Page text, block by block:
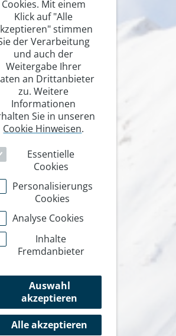
Cookies. Mit einem
Klick auf "Alle
stimmen
der Verarbeitung
und auch der
Weitergabe Ihrer
an Drittanbieter
zu. Weitere
Informationen
Sie in unseren
Cookie Hinweisen.
Essentielle
Cookies
Personalisierungs
Cookies
Analyse Cookies
Inhalte
Fremdanbieter
Auswahl
akzeptieren
Alle akzeptieren